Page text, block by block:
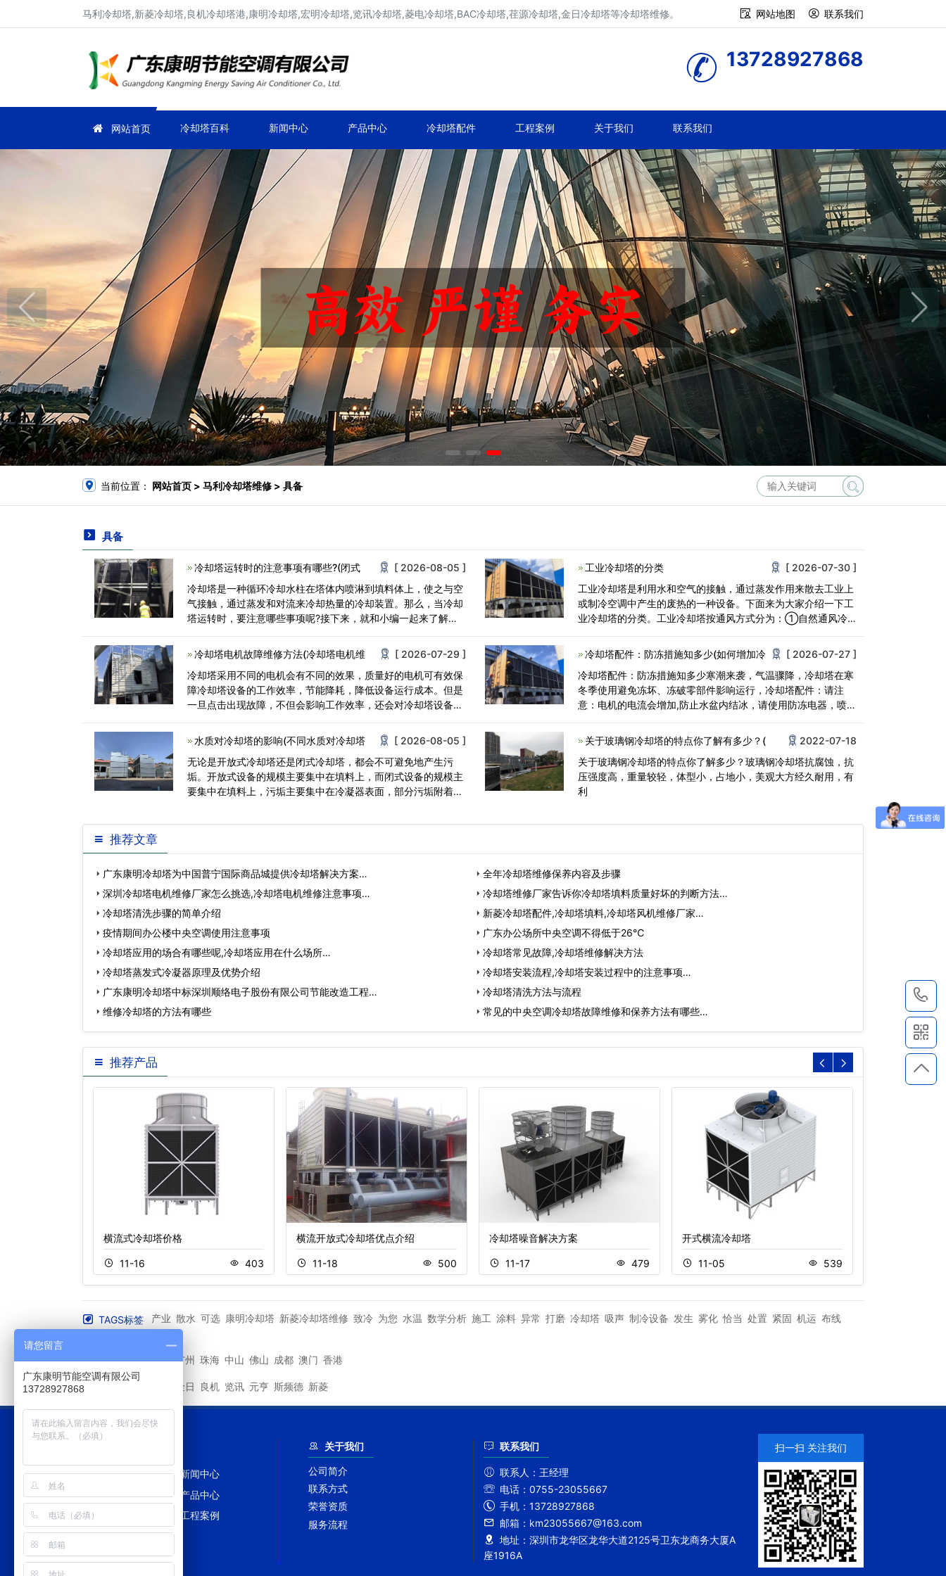
马利冷却塔,新菱冷却塔,良机冷却塔港,康明冷却塔,宏明冷却塔,览讯冷却塔,菱电冷却塔,BAC冷却塔,荏源冷却塔,金日冷却塔等冷却塔维修。 网站地图 联系我们
13728927868
网站首页 冷却塔百科 新闻中心 产品中心 冷却塔配件 工程案例 关于我们 联系我们
当前位置： 网站首页 > 马利冷却塔维修 > 具备
具备
冷却塔运转时的注意事项有哪些?(闭式
[ 2026-08-05 ]
冷却塔是一种循环冷却水柱在塔体内喷淋到填料体上，使之与空
气接触，通过蒸发和对流来冷却热量的冷却装置。那么，当冷却
塔运转时，要注意哪些事项呢?接下来，就和小编一起来了解一
工业冷却塔的分类
[ 2026-07-30 ]
工业冷却塔是利用水和空气的接触，通过蒸发作用来散去工业上
或制冷空调中产生的废热的一种设备。下面来为大家介绍一下工
业冷却塔的分类。工业冷却塔按通风方式分为：①自然通风冷
冷却塔电机故障维修方法(冷却塔电机维
[ 2026-07-29 ]
冷却塔采用不同的电机会有不同的效果，质量好的电机可有效保
障冷却塔设备的工作效率，节能降耗，降低设备运行成本。但是
一旦点击出现故障，不但会影响工作效率，还会对冷却塔设备造
冷却塔配件：防冻措施知多少(如何增加冷
[ 2026-07-27 ]
冷却塔配件：防冻措施知多少寒潮来袭，气温骤降，冷却塔在寒
冬季使用避免冻坏、冻破零部件影响运行，冷却塔配件：请注
意：电机的电流会增加,防止水盆内结冰，请使用防冻电器，喷
水质对冷却塔的影响(不同水质对冷却塔
[ 2026-08-05 ]
无论是开放式冷却塔还是闭式冷却塔，都会不可避免地产生污
垢。开放式设备的规模主要集中在填料上，而闭式设备的规模主
要集中在填料上，污垢主要集中在冷凝器表面，部分污垢附着在
关于玻璃钢冷却塔的特点你了解有多少？(
2022-07-18
关于玻璃钢冷却塔的特点你了解多少？玻璃钢冷却塔抗腐蚀，抗
压强度高，重量较轻，体型小，占地小，美观大方经久耐用，有
利
推荐文章
广东康明冷却塔为中国普宁国际商品城提供冷却塔解决方案…
全年冷却塔维修保养内容及步骤
深圳冷却塔电机维修厂家怎么挑选,冷却塔电机维修注意事项…
冷却塔维修厂家告诉你冷却塔填料质量好坏的判断方法…
冷却塔清洗步骤的简单介绍
新菱冷却塔配件,冷却塔填料,冷却塔风机维修厂家…
疫情期间办公楼中央空调使用注意事项
广东办公场所中央空调不得低于26℃
冷却塔应用的场合有哪些呢,冷却塔应用在什么场所…
冷却塔常见故障,冷却塔维修解决方法
冷却塔蒸发式冷凝器原理及优势介绍
冷却塔安装流程,冷却塔安装过程中的注意事项…
广东康明冷却塔中标深圳顺络电子股份有限公司节能改造工程…
冷却塔清洗方法与流程
维修冷却塔的方法有哪些
常见的中央空调冷却塔故障维修和保养方法有哪些…
推荐产品
横流式冷却塔价格
11-16 403
横流开放式冷却塔优点介绍
11-18 500
冷却塔噪音解决方案
11-17 479
开式横流冷却塔
11-05 539
TAGS标签 产业 散水 可选 康明冷却塔 新菱冷却塔维修 致冷 为您 水温 数学分析 施工 涂料 异常 打磨 冷却塔 吸声 制冷设备 发生 雾化 恰当 处置 紧固 机运 布线
其他城市 深圳 广州 珠海 中山 佛山 成都 澳门 香港
金日 良机 览讯 元亨 斯频德 新菱
网站首页
新闻中心
冷却塔百科
产品中心
冷却塔配件
工程案例
网站地图
关于我们
公司简介
联系方式
荣誉资质
服务流程
联系我们
联系人： 王经理
电话： 0755-23055667
手机： 13728927868
邮箱： km23055667@163.com
地址： 深圳市龙华区龙华大道2125号卫东龙商务大厦A
座1916A
扫一扫 关注我们
请您留言
广东康明节能空调有限公司
13728927868